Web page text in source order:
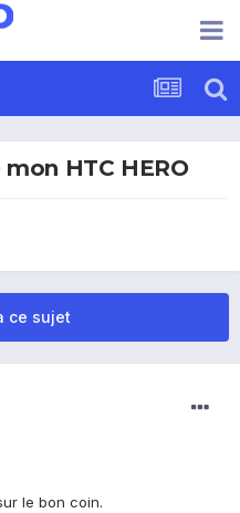
HTC HERO
ce sujet
le bon coin.